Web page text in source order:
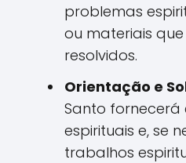
problemas
ou materiais
resolvidos.
Orientação e
Santo fornecerá
espirituais e, se
trabalhos